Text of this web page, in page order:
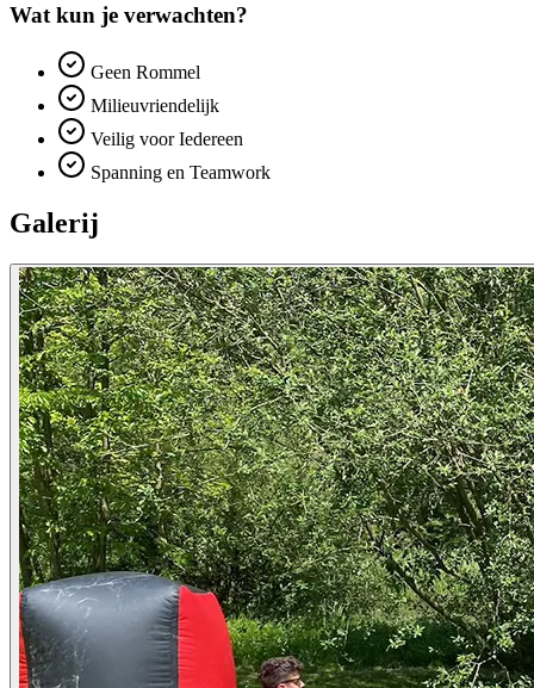
Wat kun je verwachten?
Geen Rommel
Milieuvriendelijk
Veilig voor Iedereen
Spanning en Teamwork
Galerij